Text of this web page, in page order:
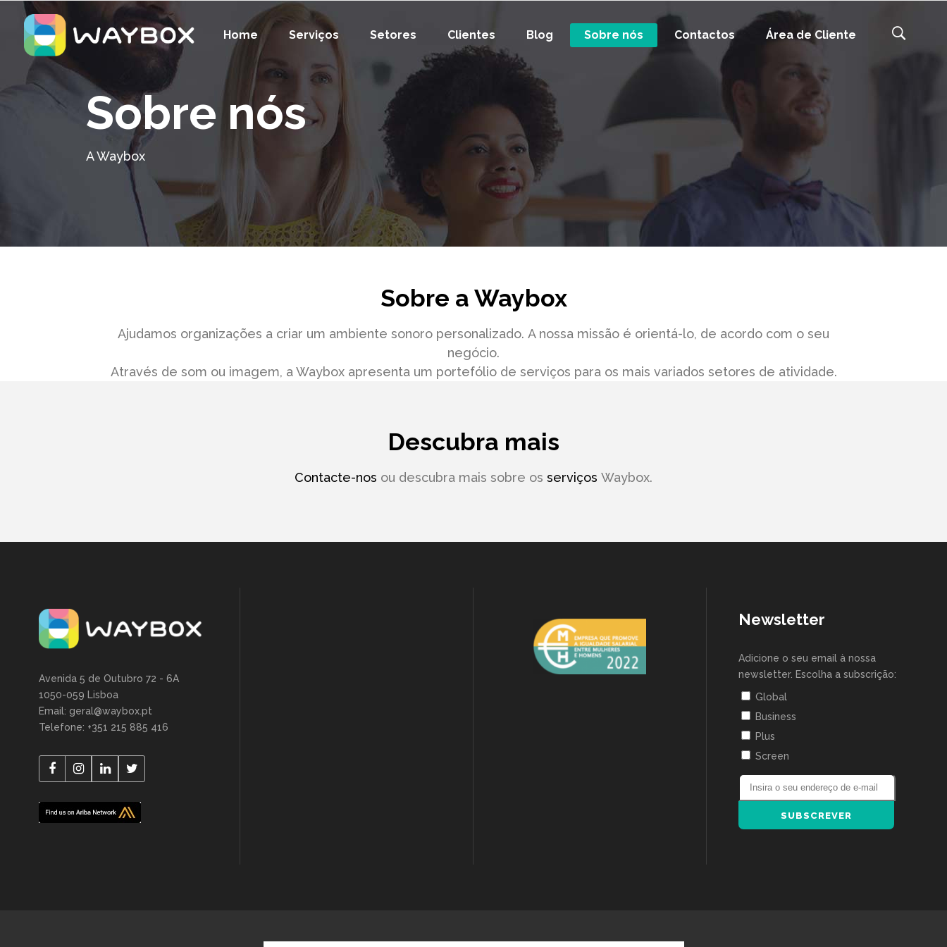
Home Serviços Setores Clientes Blog Sobre nós Contactos Área de Cliente
Sobre nós
A Waybox
Sobre a Waybox
Ajudamos organizações a criar um ambiente sonoro personalizado. A nossa missão é orientá-lo, de acordo com o seu
negócio.
Através de som ou imagem, a Waybox apresenta um portefólio de serviços para os mais variados setores de atividade.
Descubra mais
Contacte-nos ou descubra mais sobre os serviços Waybox.
Avenida 5 de Outubro 72 - 6A
1050-059 Lisboa
Email: geral@waybox.pt
Telefone: +351 215 885 416
Newsletter
Adicione o seu email à nossa
newsletter. Escolha a subscrição:
Global
Business
Plus
Screen